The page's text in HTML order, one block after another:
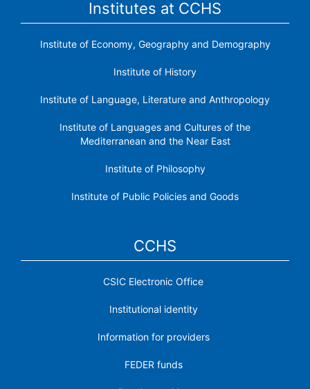
Institutes at CCHS
Institute of Economy, Geography and Demography
Institute of History
Institute of Language, Literature and Anthropology
Institute of Languages ​​and Cultures of the
Mediterranean and the Near East
Institute of Philosophy
Institute of Public Policies and Goods
CCHS
CSIC Electronic Office
Institutional identity
Information for providers
FEDER funds